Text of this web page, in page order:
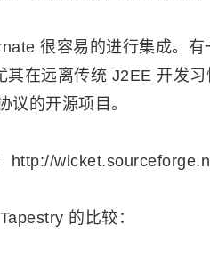
很容易的进行集成。
其在远离传统 J2EE 开发
议的开源项目。
http://
的比较：